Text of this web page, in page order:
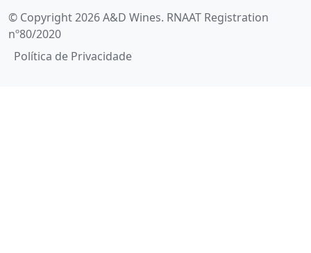
© Copyright 2026 A&D Wines. RNAAT Registration
nº80/2020
Política de Privacidade